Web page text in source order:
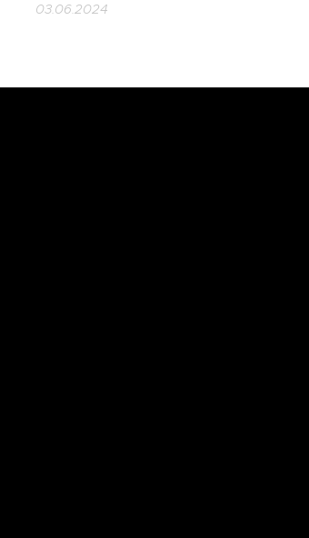
03.06.2024